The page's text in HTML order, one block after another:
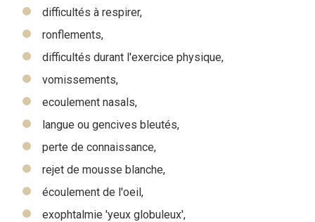
difficultés à respirer,
ronflements,
difficultés durant l'exercice physique,
vomissements,
ecoulement nasals,
langue ou gencives bleutés,
perte de connaissance,
rejet de mousse blanche,
écoulement de l'oeil,
exophtalmie 'yeux globuleux',